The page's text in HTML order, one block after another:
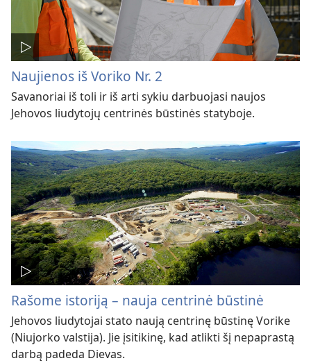
Naujienos iš Voriko Nr. 2
Savanoriai iš toli ir iš arti sykiu darbuojasi naujos
Jehovos liudytojų centrinės būstinės statyboje.
Rašome istoriją – nauja centrinė būstinė
Jehovos liudytojai stato naują centrinę būstinę Vorike
(Niujorko valstija). Jie įsitikinę, kad atlikti šį nepaprastą
darbą padeda Dievas.